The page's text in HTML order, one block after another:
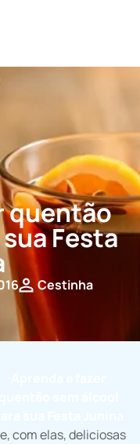
quentão
Festa
Cestinha
com elas, deliciosas